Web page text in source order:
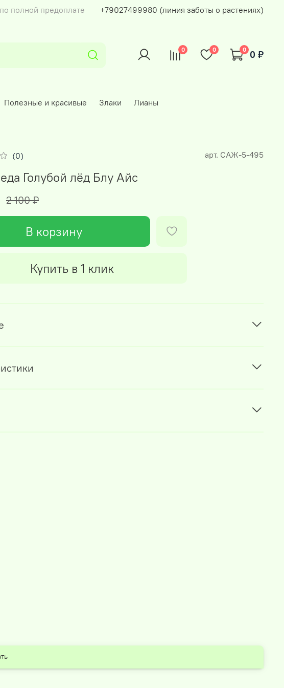
полной предоплате +79027499980 (линия заботы о растениях)
0 0 0 0 ₽
Полезные и красивые Злаки Лианы
(0) арт. САЖ-5-495
Голубой лёд Блу Айс
2 100 ₽
В корзину
Купить в 1 клик